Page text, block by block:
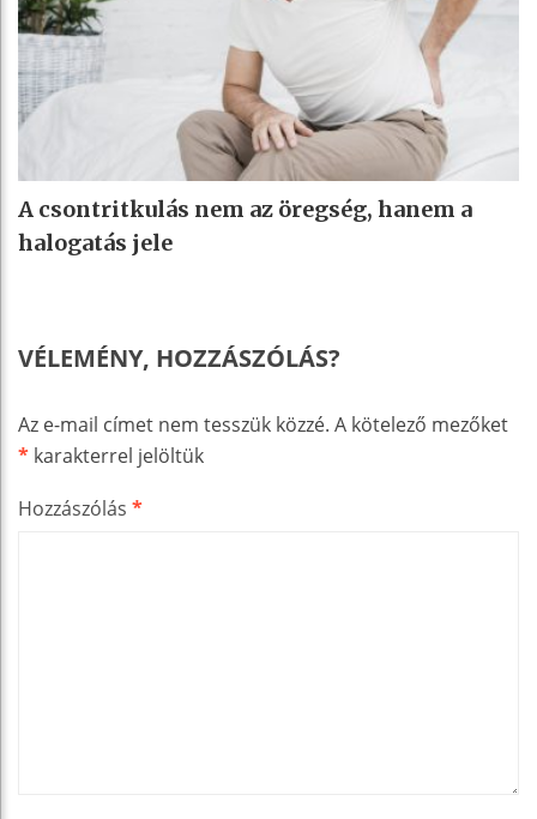
A csontritkulás nem az öregség, hanem a
halogatás jele
VÉLEMÉNY, HOZZÁSZÓLÁS?
Az e-mail címet nem tesszük közzé. A kötelező mezőket
* karakterrel jelöltük
Hozzászólás *